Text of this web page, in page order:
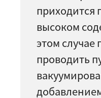
приходится
высоком
этом случае
проводить